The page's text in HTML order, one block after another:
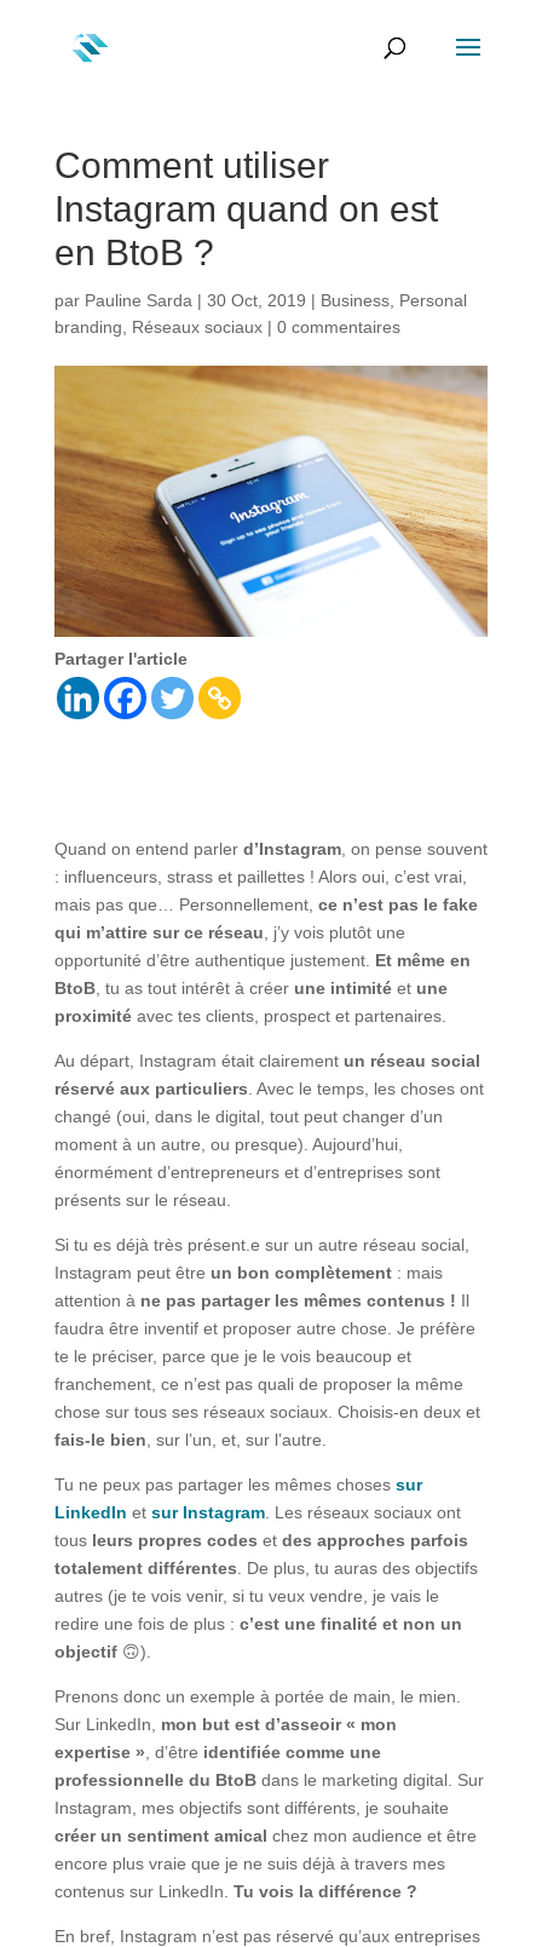
Comment utiliser
Instagram quand on est
en BtoB ?
par Pauline Sarda | 30 Oct, 2019 | Business, Personal
branding
Réseaux sociaux| 0 commentaires
Partager l'article
Quand on entend parler d’Instagram, on pense souvent
: influenceurs, strass et paillettes ! Alors oui, c’est vrai,
mais pas que… Personnellement, ce n’est pas le fake
qui m’attire sur ce réseau , j’y vois plutôt une
opportunité d’être authentique justement. Et même en
BtoB, tu as tout intérêt à créer une intimitéet une
proximitéavec tes clients, prospect et partenaires.
Au départ, Instagram était clairement un réseau social
réservé aux particuliers . Avec le temps, les choses ont
changé (oui, dans le digital, tout peut changer d’un
moment à un autre, ou presque). Aujourd’hui,
énormément d’entrepreneurs et d’entreprises sont
présents sur le réseau.
Si tu es déjà très présent.e sur un autre réseau social,
Instagram peut être un bon complètement : mais
attention à ne pas partager les mêmes contenus ! Il
faudra être inventif et proposer autre chose. Je préfère
te le préciser, parce que je le vois beaucoup et
franchement, ce n’est pas quali de proposer la même
chose sur tous ses réseaux sociaux. Choisis-en deux et
fais-le bien , sur l’un, et, sur l’autre.
Tu ne peux pas partager les mêmes choses sur
LinkedIn et sur Instagram. Les réseaux sociaux ont
tous leurs propres codes et des approches parfois
totalement différentes . De plus, tu auras des objectifs
autres (je te vois venir, si tu veux vendre, je vais le
redire une fois de plus : c’est une finalité et non un
objectif🙃).
Prenons donc un exemple à portée de main, le mien.
Sur LinkedIn, mon but est d’asseoir « mon
expertise » , d’être identifiée comme une
professionnelle du BtoBdans le marketing digital. Sur
Instagram, mes objectifs sont différents, je souhaite
créer un sentiment amical chez mon audience et être
encore plus vraie que je ne suis déjà à travers mes
contenus sur LinkedIn. Tu vois la différence ?
En bref, Instagram n’est pas réservé qu’aux entreprises